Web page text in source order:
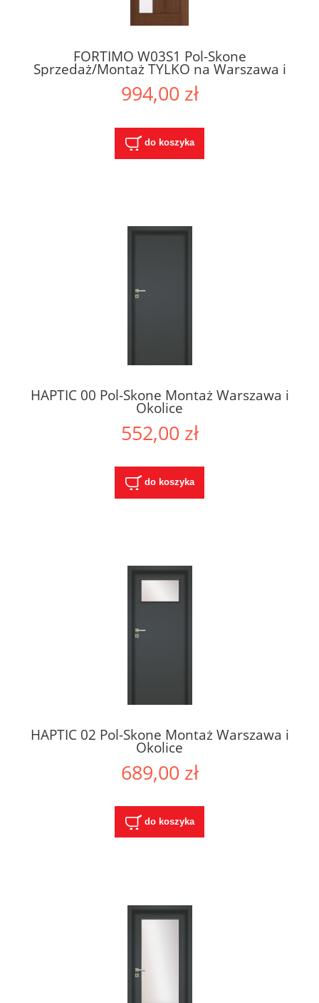
FORTIMO W03S1 Pol-Skone
Sprzedaż/Montaż TYLKO na Warszawa i
994,00 zł
do koszyka
HAPTIC 00 Pol-Skone Montaż Warszawa i
Okolice
552,00 zł
do koszyka
HAPTIC 02 Pol-Skone Montaż Warszawa i
Okolice
689,00 zł
do koszyka